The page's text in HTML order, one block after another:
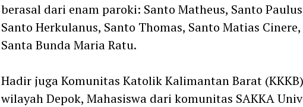
berasal dari enam paroki: Santo Matheus, Santo
Santo Herkulanus, Santo Thomas, Santo Matias
Santa Bunda Maria Ratu.
Hadir juga Komunitas Katolik Kalimantan Barat (KKKB)
wilayah Depok, Mahasiswa dari komunitas SAKKA